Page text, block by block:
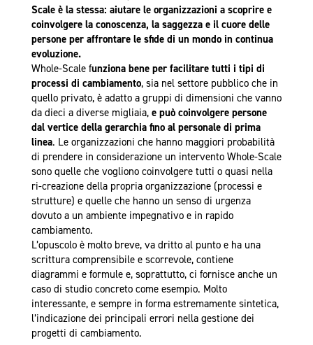
Scale è la stessa: aiutare le organizzazioni a scoprire e
coinvolgere la conoscenza, la saggezza e il cuore delle
persone per affrontare le sfide di un mondo in continua
evoluzione.
Whole-Scale funziona bene per facilitare tutti i tipi di
processi di cambiamento, sia nel settore pubblico che in
quello privato, è adatto a gruppi di dimensioni che vanno
da dieci a diverse migliaia, e può coinvolgere persone
dal vertice della gerarchia fino al personale di prima
linea. Le organizzazioni che hanno maggiori probabilità
di prendere in considerazione un intervento Whole-Scale
sono quelle che vogliono coinvolgere tutti o quasi nella
ri-creazione della propria organizzazione (processi e
strutture) e quelle che hanno un senso di urgenza
dovuto a un ambiente impegnativo e in rapido
cambiamento.
L’opuscolo è molto breve, va dritto al punto e ha una
scrittura comprensibile e scorrevole, contiene
diagrammi e formule e, soprattutto, ci fornisce anche un
caso di studio concreto come esempio. Molto
interessante, e sempre in forma estremamente sintetica,
l’indicazione dei principali errori nella gestione dei
progetti di cambiamento.